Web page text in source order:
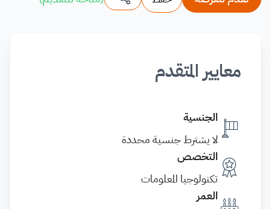
معايير المتقدم
الجنسية
لا يشترط جنسية محددة
التخصص
تكنولوجيا المعلومات
العمر